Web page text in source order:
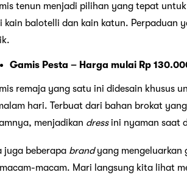
tenun menjadi pilihan yang tepat
kain balotelli dan kain katun. Perpaduan
Gamis Pesta – Harga mulai Rp
remaja yang satu ini didesain khusus
hari. Terbuat dari bahan brokat
menjadikan dressini nyaman saat
juga beberapa brandyang mengeluarkan
macam. Mari langsung kita lihat